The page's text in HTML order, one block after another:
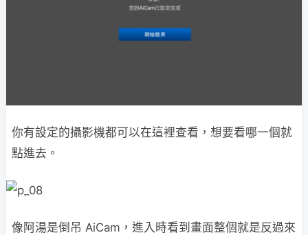
你有設定的攝影機都可以在這裡查看，想要看哪一個就
點進去。
像阿湯是倒吊 AiCam，進入時看到畫面整個就是反過來